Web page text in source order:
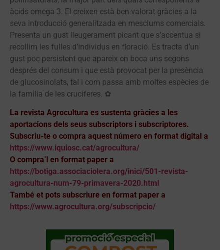
àcids omega 3. El creixen està ben valorat gràcies a la
seva introducció generalitzada en mesclums comercials.
Presenta un gust lleugerament picant que s’accentua si
recollim les fulles d’individus en floració. Es tracta d’un
gust poc persistent que apareix en boca uns segons
després del consum i que està provocat per la presència
de glucosinolats, tal i com passa amb moltes espècies de
la família de les crucíferes. ✿
La revista Agrocultura es sustenta gràcies a les
aportacions dels seus subscriptors i subscriptores.
Subscriu-te o compra aquest número en format digital a
https://www.iquiosc.cat/agrocultura/
O compra’l en format paper a
https://botiga.associaciolera.org/inici/501-revista-
agrocultura-num-79-primavera-2020.html
També et pots subscriure en format paper a
https://www.agrocultura.org/subscripcio/